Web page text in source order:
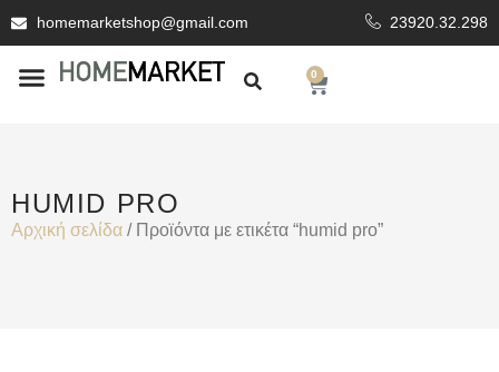
homemarketshop@gmail.com 23920.32.298
0
HUMID PRO
Αρχική σελίδα / Προϊόντα με ετικέτα “humid pro”